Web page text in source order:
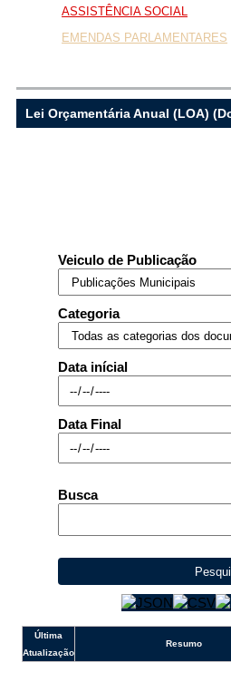
Ligue para nós
Segunda a sexta-
Rua Rui Barbosa, 26 -
Outros meios de
ASSISTÊNCIA SOCIAL
EMENDAS PARLAMENTARES
Lei Orçamentária Anual (LOA)
Veiculo de Publicação
Categoria
Data inícial
Data Final
Busca
Última
Atualização
Resumo